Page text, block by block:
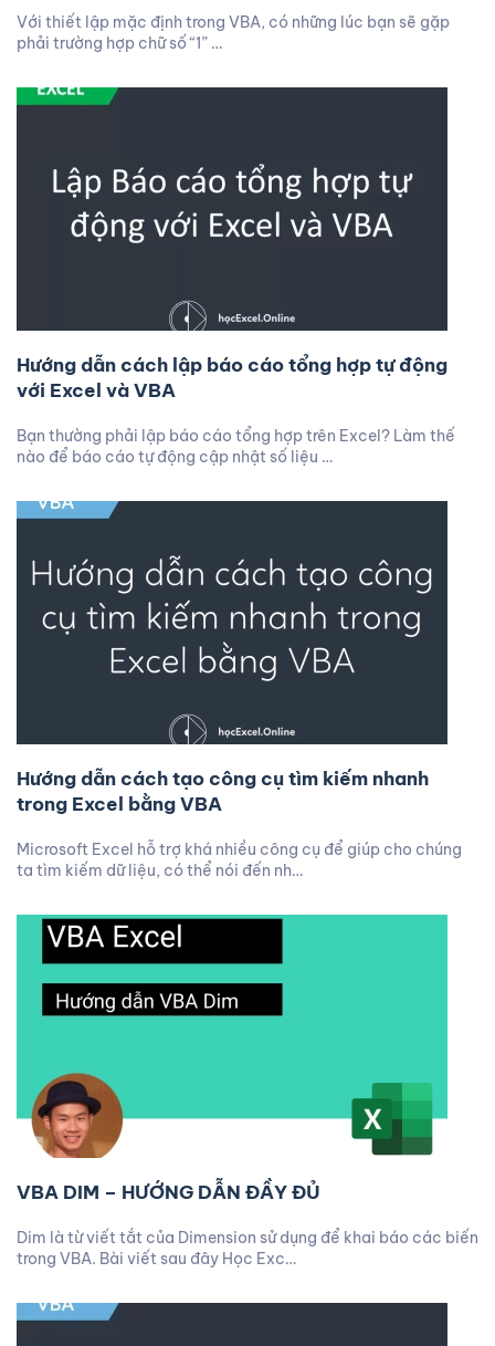
Với thiết lập mặc định trong VBA, có những lúc bạn sẽ gặp
phải trường hợp chữ số “1” …
Hướng dẫn cách lập báo cáo tổng hợp tự động
với Excel và VBA
Bạn thường phải lập báo cáo tổng hợp trên Excel? Làm thế
nào để báo cáo tự động cập nhật số liệu …
Hướng dẫn cách tạo công cụ tìm kiếm nhanh
trong Excel bằng VBA
Microsoft Excel hỗ trợ khá nhiều công cụ để giúp cho chúng
ta tìm kiếm dữ liệu, có thể nói đến nh…
VBA DIM – HƯỚNG DẪN ĐẦY ĐỦ
Dim là từ viết tắt của Dimension sử dụng để khai báo các biến
trong VBA. Bài viết sau đây Học Exc…